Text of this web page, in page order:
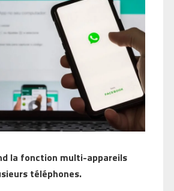
la fonction multi-appareils
téléphones.